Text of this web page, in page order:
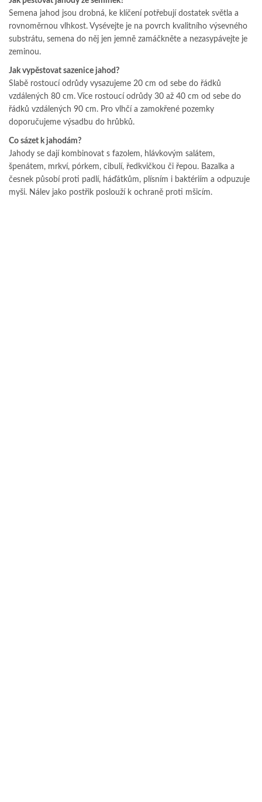
Semena jahod jsou drobná, ke klíčení potřebují dostatek světla a
rovnoměrnou vlhkost. Vysévejte je na povrch kvalitního výsevného
substrátu, semena do něj jen jemně zamáčkněte a nezasypávejte je
zeminou.
Jak vypěstovat sazenice jahod?
Slabě rostoucí odrůdy vysazujeme 20 cm od sebe do řádků
vzdálených 80 cm. Více rostoucí odrůdy 30 až 40 cm od sebe do
řádků vzdálených 90 cm. Pro vlhčí a zamokřené pozemky
doporučujeme výsadbu do hrůbků.
Co sázet k jahodám?
Jahody se dají kombinovat s fazolem, hlávkovým salátem,
špenátem, mrkví, pórkem, cibulí, ředkvičkou či řepou. Bazalka a
česnek působí proti padlí, háďátkům, plísním i baktériím a odpuzuje
myši. Nálev jako postřik poslouží k ochraně proti mšicím.